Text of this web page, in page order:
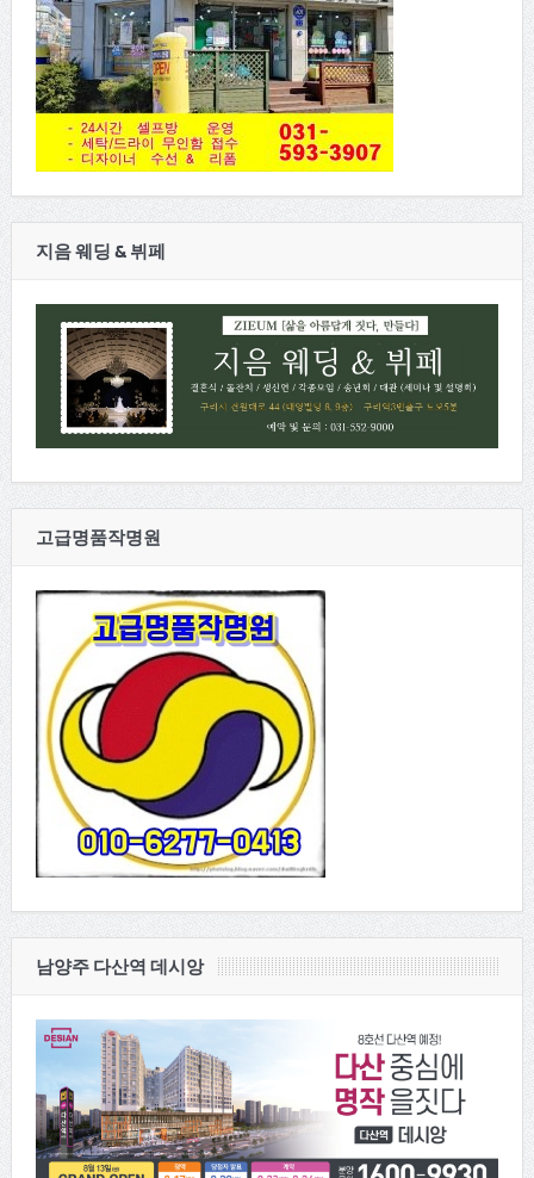
지음 웨딩 & 뷔페
고급명품작명원
남양주 다산역 데시앙